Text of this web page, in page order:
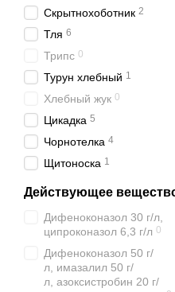
Скрытнохоботник 2
Тля 6
Трипс 0
Турун хлебный 1
Хлебный жук 0
Цикадка 5
Чорнотелка 4
Щитоноска 1
Действующее
Дифеноконазол 30 г/л,
ципроконазол 6,3 г/л 0
Дифеноконазол 50 г/
л, имазалил 50 г/
л, азоксистробин 20 г/